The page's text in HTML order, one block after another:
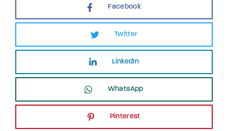
Facebook
Twitter
LinkedIn
WhatsApp
Pinterest